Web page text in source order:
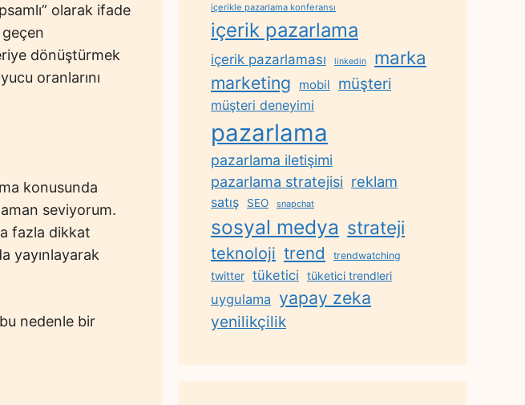
olarak ifade
geçen
dönüştürmek
oranlarını
konusunda
seviyorum.
fazla dikkat
yayınlayarak
nedenle bir
içerikle pazarlama konferansı
içerik pazarlama
içerik pazarlaması linkedin marka
marketing mobil müşteri
müşteri deneyimi
pazarlama
pazarlama iletişimi
pazarlama stratejisi reklam
satış SEO snapchat
sosyal medya strateji
teknoloji trend trendwatching
twitter tüketici tüketici trendleri
uygulama yapay zeka
yenilikçilik